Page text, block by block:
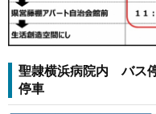
聖隷横浜病院内 バス
停車